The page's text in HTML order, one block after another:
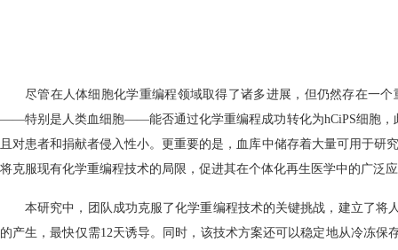
尽管在人体细胞化学重编程领域取得了诸多进展，但仍然存在一
——特别是人类血细胞——能否通过化学重编程成功转化为hCiPS细胞，
且对患者和捐献者侵入性小。更重要的是，血库中储存着大量可用于
将克服现有化学重编程技术的局限，促进其在个体化再生医学中的广泛
本研究中，团队成功克服了化学重编程技术的关键挑战，建立了将
的产生，最快仅需12天诱导。同时，该技术方案还可以稳定地从冷冻